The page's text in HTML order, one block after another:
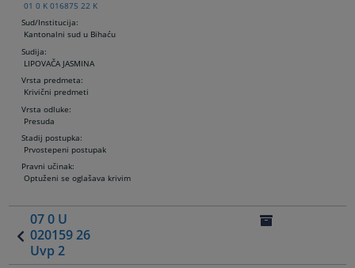
01 0 K 016875 22 K
Sud/Institucija:
Kantonalni sud u Bihaću
Sudija:
LIPOVAČA JASMINA
Vrsta predmeta:
Krivični predmeti
Vrsta odluke:
Presuda
Stadij postupka:
Prvostepeni postupak
Pravni učinak:
Optuženi se oglašava krivim
07 0 U
020159 26
Uvp 2